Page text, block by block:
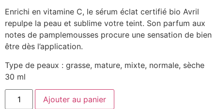
Enrichi en vitamine C, le sérum éclat certifié bio Avril
repulpe la peau et sublime votre teint. Son parfum aux
notes de pamplemousses procure une sensation de bien
être dès l’application.
Type de peaux : grasse, mature, mixte, normale, sèche
30 ml
Ajouter au panier